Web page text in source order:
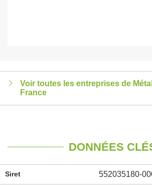
Voir toutes les entreprises de
France
DONNÉES
Siret 552035180-